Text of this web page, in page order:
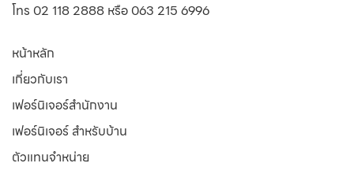
โทร 02 118 2888 หรือ 063 215 6996
หน้าหลัก
เกี่ยวกับเรา
เฟอร์นิเจอร์สำนักงาน
เฟอร์นิเจอร์ สำหรับบ้าน
ตัวแทนจำหน่าย